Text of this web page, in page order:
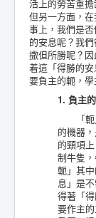
活上的勞苦重
但另一方面，
事上，我們是
的安息呢？我
撒但所勝呢？
着這「得勝的
要負主的軛，學
1. 負主
「軛
的機器
的頸項
制牛隻
軛」其
息」是
得著「
要作主